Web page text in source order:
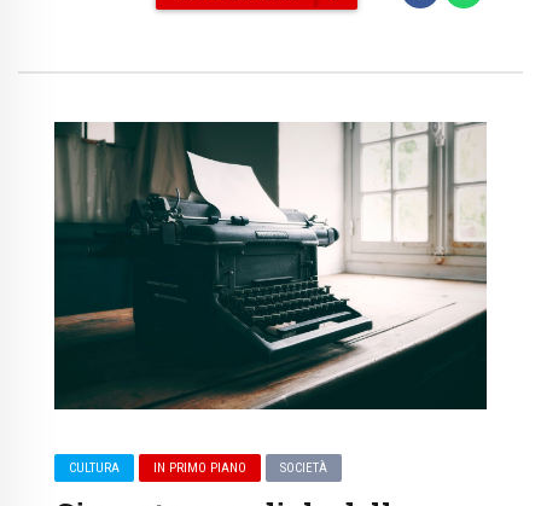
CULTURA IN PRIMO PIANO SOCIETÀ